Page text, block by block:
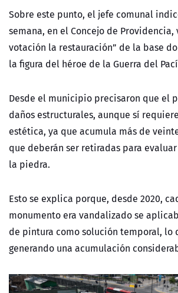
Sobre este punto, el jefe comunal
semana, en el Concejo de Providencia,
votación la restauración” de la base
la figura del héroe de la Guerra del
Desde el municipio precisaron que el
daños estructurales, aunque sí
estética, ya que acumula más de
que deberán ser retiradas para
la piedra.
Esto se explica porque, desde 2020,
monumento era vandalizado se
de pintura como solución temporal, lo
generando una acumulación